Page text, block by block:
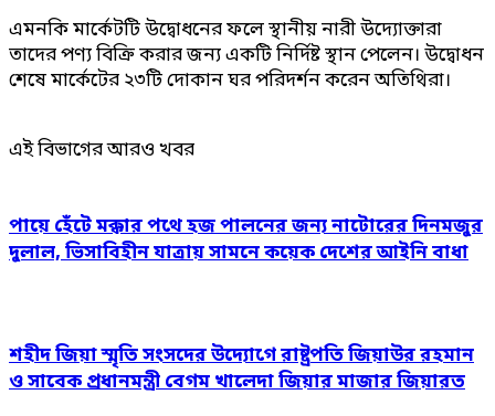
এমনকি মার্কেটটি উদ্বোধনের ফলে স্থানীয় নারী উদ্যোক্তারা
তাদের পণ্য বিক্রি করার জন্য একটি নির্দিষ্ট স্থান পেলেন। উদ্বোধন
শেষে মার্কেটের ২৩টি দোকান ঘর পরিদর্শন করেন অতিথিরা।
এই বিভাগের আরও খবর
পায়ে হেঁটে মক্কার পথে হজ পালনের জন্য নাটোরের দিনমজুর
দুলাল, ভিসাবিহীন যাত্রায় সামনে কয়েক দেশের আইনি বাধা
শহীদ জিয়া স্মৃতি সংসদের উদ্যোগে রাষ্ট্রপতি জিয়াউর রহমান
ও সাবেক প্রধানমন্ত্রী বেগম খালেদা জিয়ার মাজার জিয়ারত